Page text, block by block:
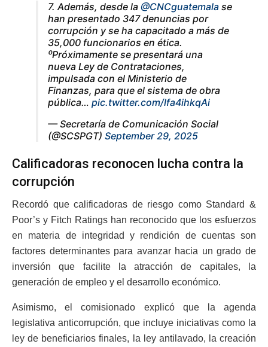
7. Además, desde la @CNCguatemala se
han presentado 347 denuncias por
corrupción y se ha capacitado a más de
35,000 funcionarios en ética.
⁰Próximamente se presentará una
nueva Ley de Contrataciones,
impulsada con el Ministerio de
Finanzas, para que el sistema de obra
pública… pic.twitter.com/lfa4ihkqAi
— Secretaría de Comunicación Social
(@SCSPGT) September 29, 2025
Calificadoras reconocen lucha contra la
corrupción
Recordó que calificadoras de riesgo como Standard &
Poor’s y Fitch Ratings han reconocido que los esfuerzos
en materia de integridad y rendición de cuentas son
factores determinantes para avanzar hacia un grado de
inversión que facilite la atracción de capitales, la
generación de empleo y el desarrollo económico.
Asimismo, el comisionado explicó que la agenda
legislativa anticorrupción, que incluye iniciativas como la
ley de beneficiarios finales, la ley antilavado, la creación